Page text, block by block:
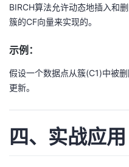
BIRCH算法允许动态地插入和
簇的CF向量来实现的。
示例：
假设一个数据点从簇(C1)中被
更新。
四、实战应用